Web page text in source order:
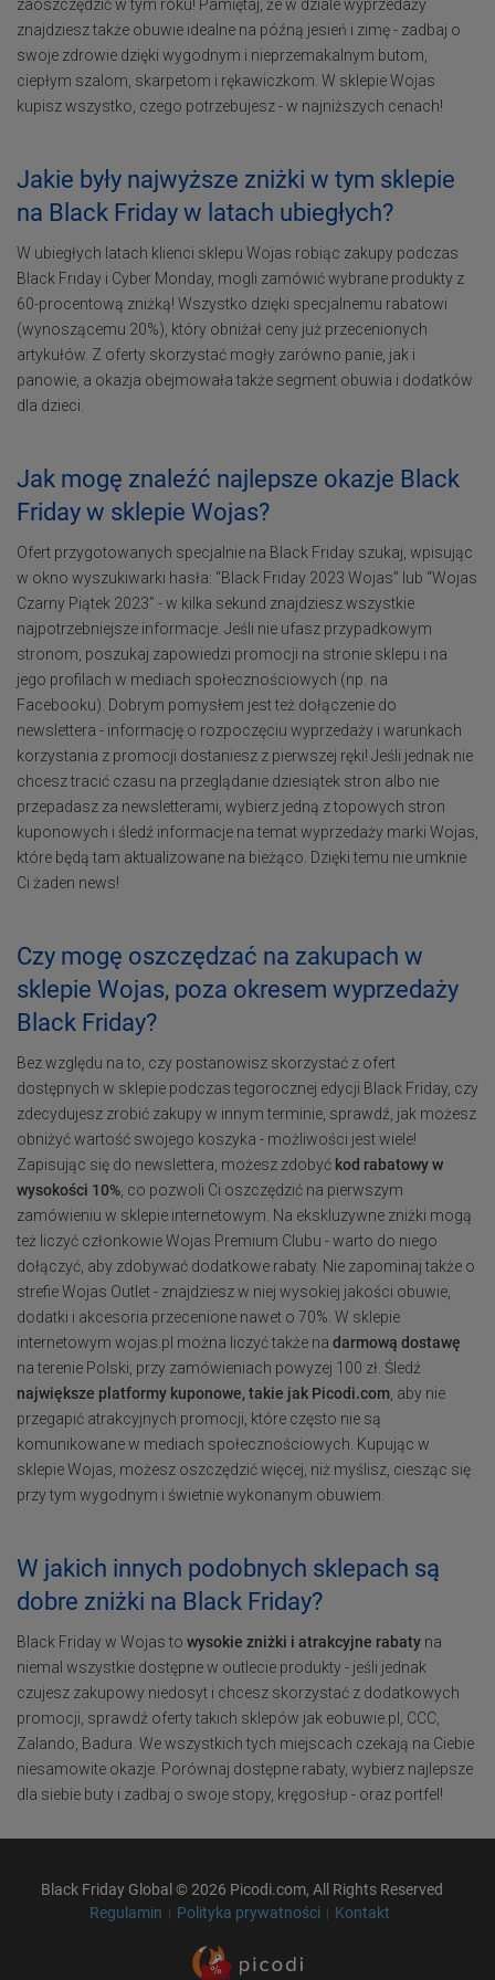
zaoszczędzić w tym roku! Pamiętaj, że w dziale wyprzedaży
znajdziesz także obuwie idealne na późną jesień i zimę - zadbaj o
swoje zdrowie dzięki wygodnym i nieprzemakalnym butom,
ciepłym szalom, skarpetom i rękawiczkom. W sklepie Wojas
kupisz wszystko, czego potrzebujesz - w najniższych cenach!
Jakie były najwyższe zniżki w tym sklepie
na Black Friday w latach ubiegłych?
W ubiegłych latach klienci sklepu Wojas robiąc zakupy podczas
Black Friday i Cyber Monday, mogli zamówić wybrane produkty z
60-procentową zniżką! Wszystko dzięki specjalnemu rabatowi
(wynoszącemu 20%), który obniżał ceny już przecenionych
artykułów. Z oferty skorzystać mogły zarówno panie, jak i
panowie, a okazja obejmowała także segment obuwia i dodatków
dla dzieci.
Jak mogę znaleźć najlepsze okazje Black
Friday w sklepie Wojas?
Ofert przygotowanych specjalnie na Black Friday szukaj, wpisując
w okno wyszukiwarki hasła: “Black Friday 2023 Wojas” lub “Wojas
Czarny Piątek 2023” - w kilka sekund znajdziesz wszystkie
najpotrzebniejsze informacje. Jeśli nie ufasz przypadkowym
stronom, poszukaj zapowiedzi promocji na stronie sklepu i na
jego profilach w mediach społecznościowych (np. na
Facebooku). Dobrym pomysłem jest też dołączenie do
newslettera - informację o rozpoczęciu wyprzedaży i warunkach
korzystania z promocji dostaniesz z pierwszej ręki! Jeśli jednak nie
chcesz tracić czasu na przeglądanie dziesiątek stron albo nie
przepadasz za newsletterami, wybierz jedną z topowych stron
kuponowych i śledź informacje na temat wyprzedaży marki Wojas,
które będą tam aktualizowane na bieżąco. Dzięki temu nie umknie
Ci żaden news!
Czy mogę oszczędzać na zakupach w
sklepie Wojas, poza okresem wyprzedaży
Black Friday?
Bez względu na to, czy postanowisz skorzystać z ofert
dostępnych w sklepie podczas tegorocznej edycji Black Friday, czy
zdecydujesz zrobić zakupy w innym terminie, sprawdź, jak możesz
obniżyć wartość swojego koszyka - możliwości jest wiele!
Zapisując się do newslettera, możesz zdobyć kod rabatowy w
wysokości 10% , co pozwoli Ci oszczędzić na pierwszym
zamówieniu w sklepie internetowym. Na ekskluzywne zniżki mogą
też liczyć członkowie Wojas Premium Clubu - warto do niego
dołączyć, aby zdobywać dodatkowe rabaty. Nie zapominaj także o
strefie Wojas Outlet - znajdziesz w niej wysokiej jakości obuwie,
dodatki i akcesoria przecenione nawet o 70%. W sklepie
internetowym wojas.pl można liczyć także na darmową dostawę
na terenie Polski, przy zamówieniach powyzej 100 zł. Śledź
największe platformy kuponowe, takie jak Picodi.com , aby nie
przegapić atrakcyjnych promocji, które często nie są
komunikowane w mediach społecznościowych. Kupując w
sklepie Wojas, możesz oszczędzić więcej, niż myślisz, ciesząc się
przy tym wygodnym i świetnie wykonanym obuwiem.
W jakich innych podobnych sklepach są
dobre zniżki na Black Friday?
Black Friday w Wojas to wysokie zniżki i atrakcyjne rabaty na
niemal wszystkie dostępne w outlecie produkty - jeśli jednak
czujesz zakupowy niedosyt i chcesz skorzystać z dodatkowych
promocji, sprawdź oferty takich sklepów jak eobuwie.pl, CCC,
Zalando, Badura. We wszystkich tych miejscach czekają na Ciebie
niesamowite okazje. Porównaj dostępne rabaty, wybierz najlepsze
dla siebie buty i zadbaj o swoje stopy, kręgosłup - oraz portfel!
Black Friday Global © 2026 Picodi.com, All Rights Reserved
Regulamin
Polityka prywatności Kontakt